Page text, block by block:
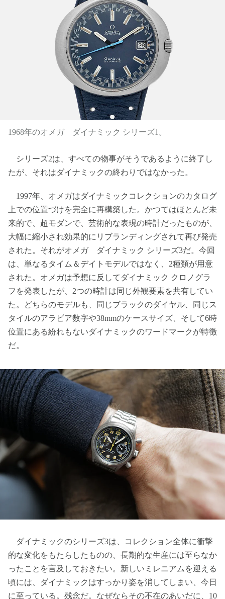
1968年のオメガ ダイナミック シリーズ1。
シリーズ2は、すべての物事がそうであるように終了し
たが、それはダイナミックの終わりではなかった。
1997年、オメガはダイナミックコレクションのカタログ
上での位置づけを完全に再構築した。かつてはほとんど未
来的で、超モダンで、芸術的な表現の時計だったものが、
大幅に縮小され効果的にリブランディングされて再び発売
された。それがオメガ ダイナミック シリーズ3だ。今回
は、単なるタイム＆デイトモデルではなく、2種類が用意
された。オメガは予想に反してダイナミック クロノグラ
フを発表したが、2つの時計は同じ外観要素を共有してい
た。どちらのモデルも、同じブラックのダイヤル、同じス
タイルのアラビア数字や38mmのケースサイズ、そして6時
位置にある紛れもないダイナミックのワードマークが特徴
だ。
ダイナミックのシリーズ3は、コレクション全体に衝撃
的な変化をもたらしたものの、長期的な生産には至らなか
ったことを言及しておきたい。新しいミレニアムを迎える
頃には、ダイナミックはすっかり姿を消してしまい、今日
に至っている。残念だ。なぜならその不在のあいだに、10